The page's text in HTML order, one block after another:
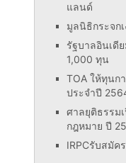
แลนด์
มูลนิธิกระจก
รัฐบาลอินเดี
1,000 ทุน
TOA ให้ทุนก
ประจำปี
ศาลยุติธรรม
กฎหมาย ปี
IRPCรับสมัค